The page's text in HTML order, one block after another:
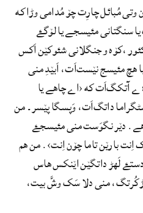
مُبائل چارِت چۆ مُدامی وڑا که
سنگتانی مئیسجے یا لۆگۓ
،کۆه و جنگلانی شئوکێن اَکس
ھچ مئیسج نێست‌اَت، اَبێدِ منی
Instagram آ. یک story reply ے آتکگ‌اَت که ‹اے چاهے یا
داتگ‌اَت، وَپسگا پێسر۔ من
دێر نگوَست منی مئیسجۓ
بارێن تاما چۆن اِنت›. من ھم
لَهڑ داتگێن اێنکس هاس
کُرتگ، منی دلا سَک وشَّ بیت،